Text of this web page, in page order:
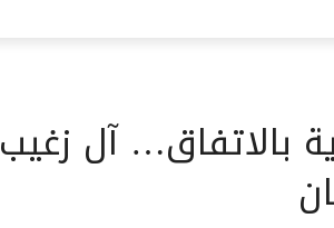
بالاتفاق… آل زغيب